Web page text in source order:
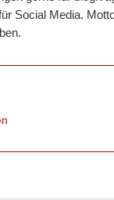
Social Media.